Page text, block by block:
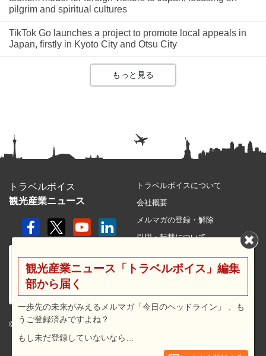
pilgrim and spiritual cultures
TikTok Go launches a project to promote local appeals in
Japan, firstly in Kyoto City and Otsu City
もっと見る
トラベルボイス
観光産業ニュース
© 2026 travel voice.
トラベルボイスについて
会社概要
メルマガの登録・解除
引用・転載について
利用規約
広告メニュー・料金
観光産業ニュース「トラベルボイス」編集
部から届く
一歩先の未来がみえるメルマガ「今日のヘッドライン」 、も
うご登録済みですよね？
もし未だ登録していないなら…